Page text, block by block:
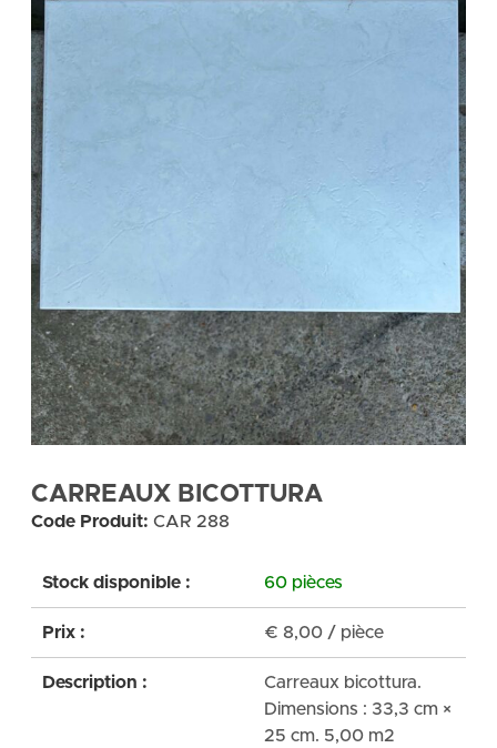
CARREAUX BICOTTURA
Code Produit: CAR 288
Stock disponible : 60 pièces
Prix : € 8,00 / pièce
Description :
Carreaux bicottura.
Dimensions : 33,3 cm ×
25 cm. 5,00 m2